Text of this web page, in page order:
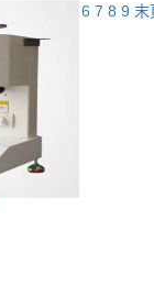
6 7 8 9 末